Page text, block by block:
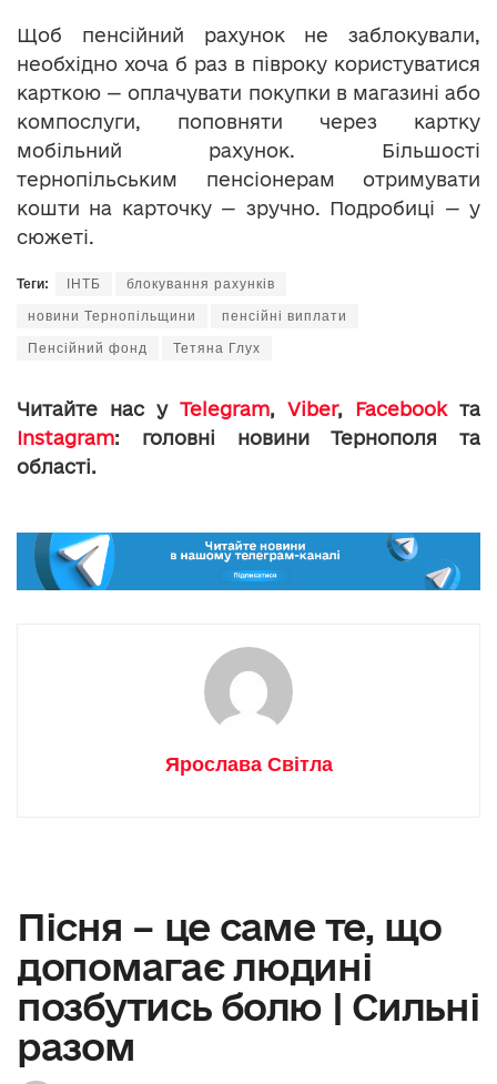
Щоб пенсійний рахунок не заблокували,
необхідно хоча б раз в півроку користуватися
карткою — оплачувати покупки в магазині або
компослуги, поповняти через картку
мобільний рахунок. Більшості
тернопільським пенсіонерам отримувати
кошти на карточку — зручно. Подробиці — у
сюжеті.
Теги: ІНТБ блокування рахунків
новини Тернопільщини пенсійні виплати
Пенсійний фонд Тетяна Глух
Читайте нас у Telegram, Viber, Facebookта
Instagram: головні новини Тернополя та
області.
Ярослава Світла
Пісня – це саме те, що
допомагає людині
позбутись болю | Сильні
разом